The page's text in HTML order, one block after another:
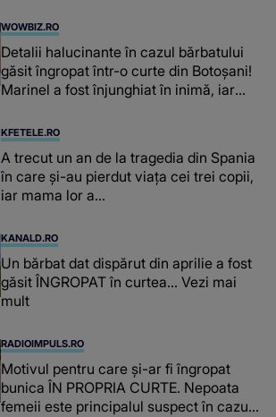
WOWBIZ.RO
Detalii halucinante în cazul bărbatului
găsit îngropat într-o curte din Botoșani!
Marinel a fost înjunghiat în inimă, iar
suspecți
KFETELE.RO
A trecut un an de la tragedia din Spania
în care și-au pierdut viața cei trei copii,
iar mama lor a…
KANALD.RO
Un bărbat dat dispărut din aprilie a fost
găsit ÎNGROPAT în curtea... Vezi mai
mult
RADIOIMPULS.RO
Motivul pentru care și-ar fi îngropat
bunica ÎN PROPRIA CURTE. Nepoata
femeii este principalul suspect în cazul